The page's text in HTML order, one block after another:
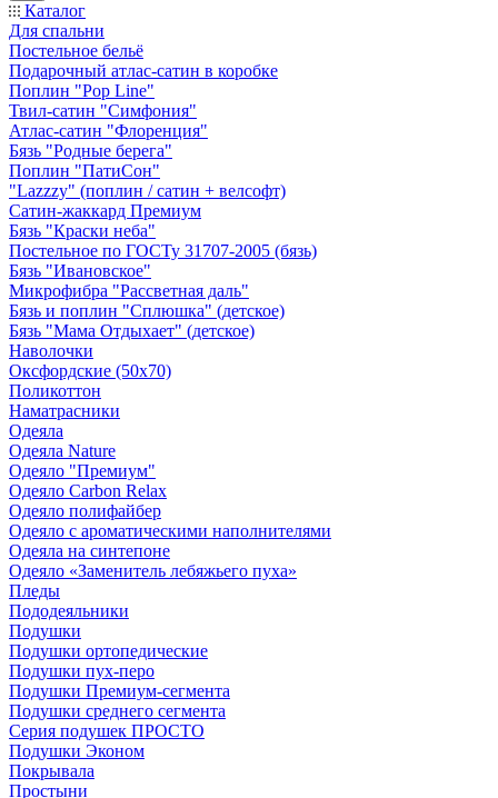
Каталог
Для спальни
Постельное бельё
Подарочный атлас-сатин в коробке
Поплин "Pop Line"
Твил-сатин "Симфония"
Атлас-сатин "Флоренция"
Бязь "Родные берега"
Поплин "ПатиСон"
"Lazzzy" (поплин / сатин + велсофт)
Сатин-жаккард Премиум
Бязь "Краски неба"
Постельное по ГОСТу 31707-2005 (бязь)
Бязь "Ивановское"
Микрофибра "Рассветная даль"
Бязь и поплин "Сплюшка" (детское)
Бязь "Мама Отдыхает" (детское)
Наволочки
Оксфордские (50х70)
Поликоттон
Наматрасники
Одеяла
Одеяла Nature
Одеяло "Премиум"
Одеяло Carbon Relax
Одеяло полифайбер
Одеяло с ароматическими наполнителями
Одеяла на синтепоне
Одеяло «Заменитель лебяжьего пуха»
Пледы
Пододеяльники
Подушки
Подушки ортопедические
Подушки пух-перо
Подушки Премиум-сегмента
Подушки среднего сегмента
Серия подушек ПРОСТО
Подушки Эконом
Покрывала
Простыни